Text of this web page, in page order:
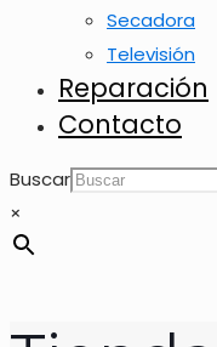
Secadora
Televisión
Reparación
Contacto
Buscar
×